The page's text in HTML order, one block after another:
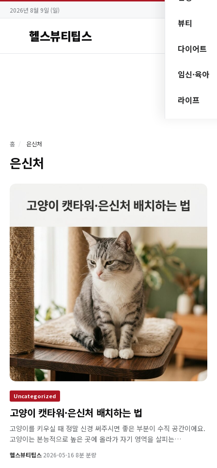
2026년 8월 9일 (일)
헬스뷰티팁스
뷰티
다이어트
임신·육아
라이프
홈 / 은신처
은신처
Uncategorized
고양이 캣타워·은신처 배치하는 법
고양이를 키우실 때 정말 신경 써주시면 좋은 부분이 수직 공간이에요.
고양이는 본능적으로 높은 곳에 올라가 자기 영역을 살피는…
헬스뷰티팁스·2026-05-16·8분 분량